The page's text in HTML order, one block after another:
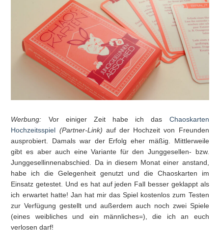
Werbung: Vor einiger Zeit habe ich das Chaoskarten
Hochzeitsspiel (Partner-Link) auf der Hochzeit von Freunden
ausprobiert. Damals war der Erfolg eher mäßig. Mittlerweile
gibt es aber auch eine Variante für den Junggesellen- bzw.
Junggesellinnenabschied. Da in diesem Monat einer anstand,
habe ich die Gelegenheit genutzt und die Chaoskarten im
Einsatz getestet. Und es hat auf jeden Fall besser geklappt als
ich erwartet hatte! Jan hat mir das Spiel kostenlos zum Testen
zur Verfügung gestellt und außerdem auch noch zwei Spiele
(eines weibliches und ein männliches=), die ich an euch
verlosen darf!